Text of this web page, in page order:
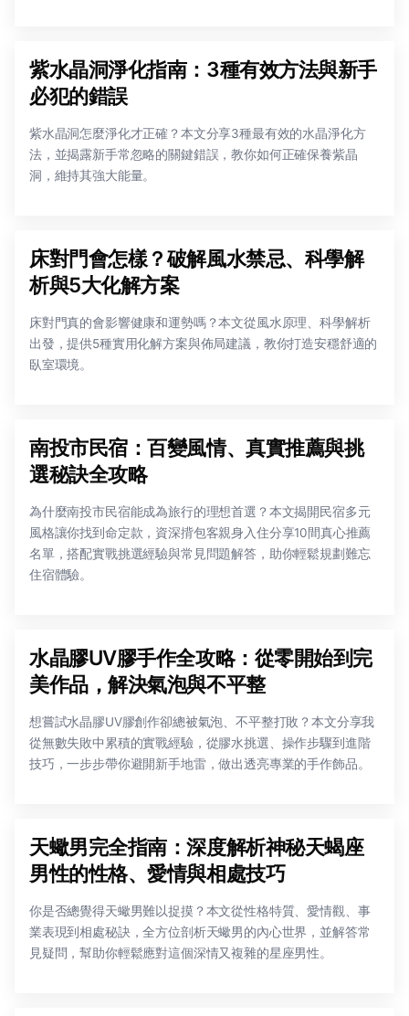
紫水晶洞淨化指南：3種有效方法與新手
必犯的錯誤
紫水晶洞怎麼淨化才正確？本文分享3種最有效的水晶淨化方
法，並揭露新手常忽略的關鍵錯誤，教你如何正確保養紫晶
洞，維持其強大能量。
床對門會怎樣？破解風水禁忌、科學解
析與5大化解方案
床對門真的會影響健康和運勢嗎？本文從風水原理、科學解析
出發，提供5種實用化解方案與佈局建議，教你打造安穩舒適的
臥室環境。
南投市民宿：百變風情、真實推薦與挑
選秘訣全攻略
為什麼南投市民宿能成為旅行的理想首選？本文揭開民宿多元
風格讓你找到命定款，資深揹包客親身入住分享10間真心推薦
名單，搭配實戰挑選經驗與常見問題解答，助你輕鬆規劃難忘
住宿體驗。
水晶膠UV膠手作全攻略：從零開始到完
美作品，解決氣泡與不平整
想嘗試水晶膠UV膠創作卻總被氣泡、不平整打敗？本文分享我
從無數失敗中累積的實戰經驗，從膠水挑選、操作步驟到進階
技巧，一步步帶你避開新手地雷，做出透亮專業的手作飾品。
天蠍男完全指南：深度解析神秘天蝎座
男性的性格、愛情與相處技巧
你是否總覺得天蠍男難以捉摸？本文從性格特質、愛情觀、事
業表現到相處秘訣，全方位剖析天蠍男的內心世界，並解答常
見疑問，幫助你輕鬆應對這個深情又複雜的星座男性。